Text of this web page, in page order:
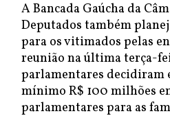
A Bancada Gaúcha da
Deputados também
para os vitimados pelas
reunião na última terça-
parlamentares decidiram
mínimo R$ 100 milhões
parlamentares para as